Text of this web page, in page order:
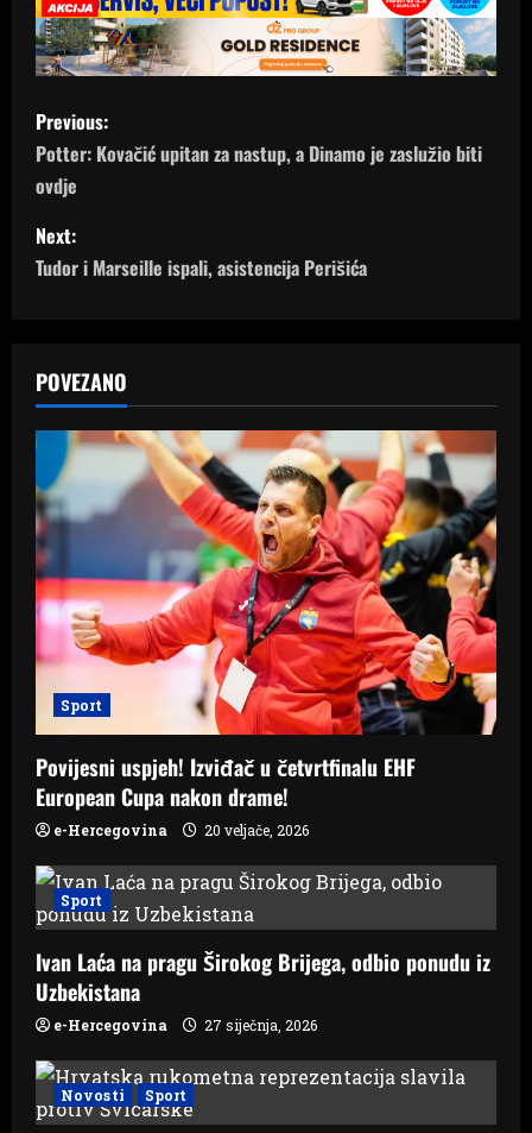
P
o
s
t
a
v
i
g
a
t
i
n
Previous:
Potter: Kovačić upitan za nastup, a Dinamo je zaslužio biti
ovdje
Next:
Tudor i Marseille ispali, asistencija Perišića
POVEZANO
Sport
Povijesni uspjeh! Izviđač u četvrtfinalu EHF
European Cupa nakon drame!
e-Hercegovina 20 veljače, 2026
Sport
Ivan Laća na pragu Širokog Brijega, odbio ponudu iz
Uzbekistana
e-Hercegovina 27 siječnja, 2026
Novosti Sport